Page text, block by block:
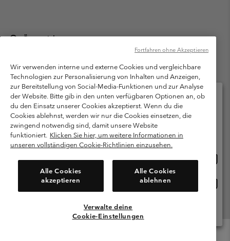
Österreich
Columbia Sportswear Austria GmbH. Moosfeldstraße 1, 5101
Bergheim, Salzburg Österreich. Alle Rechte vorbehalten.
Nutzungsbedingungen
Allgemeine Verkaufsbedingungen
Garantie
Datenschutzerklärung
Bestimmungen und Bedingungen des Mitglieder Programms
Nutzungsbedingungen Für Nutzergenerierte Inhalte
Cookies
Kundenservice: Mo- Fr. 9:00 - 13:00 & 14:00- 18:00 Uhr
(+)43720880525
Wir verwenden interne und externe Cookies und vergleichbare
Technologien zur Personalisierung von Inhalten und Anzeigen,
zur Bereitstellung von Social-Media-Funktionen und zur Analyse
der Website. Bitte gib in den unten verfügbaren Optionen an, ob
du den Einsatz unserer Cookies akzeptierst. Wenn du die
Cookies ablehnst, werden wir nur die Cookies einsetzen, die
zwingend notwendig sind, damit unsere Website
funktioniert. Klicken Sie hier, um weitere Informationen in
unseren vollständigen Cookie-Richtlinien einzusehen.
Alle Cookies
akzeptieren
Alle Cookies
ablehnen
Verwalte deine
Cookie-Einstellungen
Fortfahren ohne Akzeptieren
Bitte wählen Sie Ihr Lieferland und Ihre Sprache
Online-Einkauf verfügbar
Österreich
Alle Länder Anzeigen